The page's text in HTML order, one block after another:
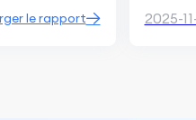
le rapport 2025-